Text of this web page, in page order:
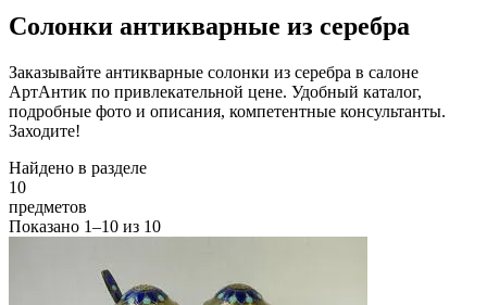
Солонки антикварные из серебра
Заказывайте антикварные солонки из серебра в салоне
АртАнтик по привлекательной цене. Удобный каталог,
подробные фото и описания, компетентные консультанты.
Заходите!
Найдено в разделе
10
предметов
Показано 1–10 из 10